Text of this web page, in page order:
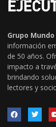
Grupo
información
de 50 años.
impacto a
brindando
lectores y